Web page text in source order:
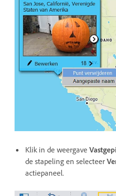
Klik in de weergave
de stapeling en selecteer
actiepaneel.